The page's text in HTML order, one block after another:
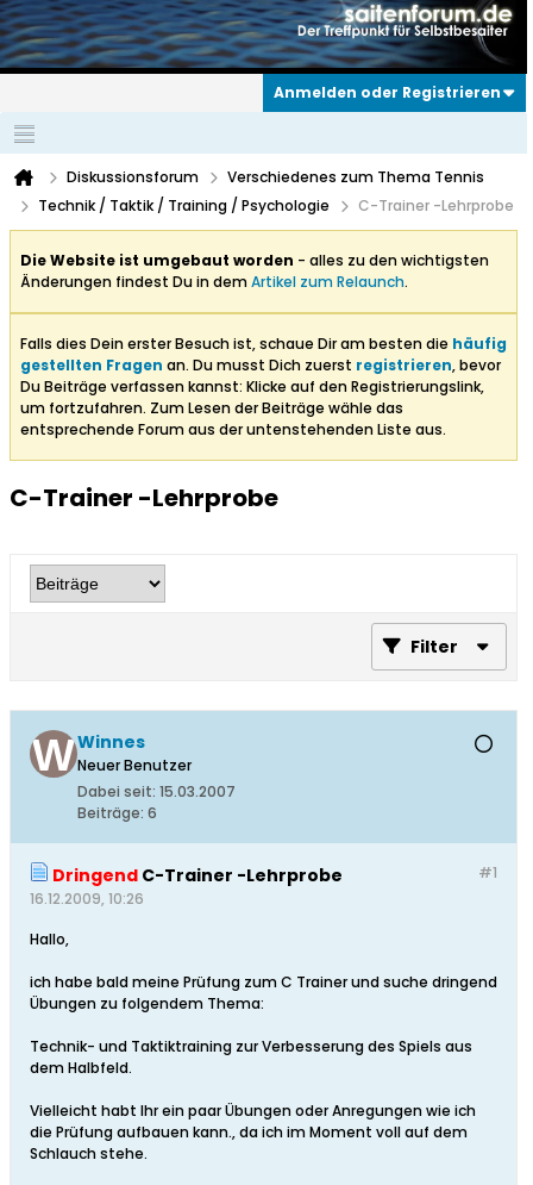
Anmelden oder Registrieren
Diskussionsforum
Verschiedenes zum Thema Tennis
Technik / Taktik / Training / Psychologie
C-Trainer -Lehrprobe
Die Website ist umgebaut worden - alles zu den wichtigsten
Änderungen findest Du in demArtikel zum Relaunch.
Falls dies Dein erster Besuch ist, schaue Dir am besten die häufig
gestellten Fragen an. Du musst Dich zuerst registrieren, bevor
Du Beiträge verfassen kannst: Klicke auf den Registrierungslink,
um fortzufahren. Zum Lesen der Beiträge wähle das
entsprechende Forum aus der untenstehenden Liste aus.
C-Trainer -Lehrprobe
Filter
Winnes
Neuer Benutzer
Dabei seit: 15.03.2007
Beiträge: 6
#1
Dringend C-Trainer -Lehrprobe
16.12.2009, 10:26
Hallo,
ich habe bald meine Prüfung zum C Trainer und suche dringend
Übungen zu folgendem Thema:
Technik- und Taktiktraining zur Verbesserung des Spiels aus
dem Halbfeld.
Vielleicht habt Ihr ein paar Übungen oder Anregungen wie ich
die Prüfung aufbauen kann., da ich im Moment voll auf dem
Schlauch stehe.